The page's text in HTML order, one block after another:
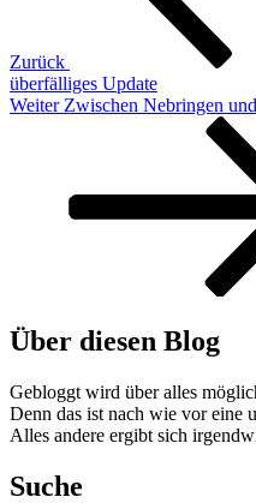
Zurück
überfälliges Update
Nächster
Weiter Zwischen Nebringen
Über diesen Blog
Gebloggt wird über alles
Denn das ist nach wie vor eine
Alles andere ergibt sich
Suche